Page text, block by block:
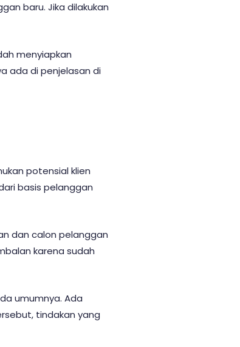
baru. Jika dilakukan
menyiapkan
ada di penjelasan di
potensial klien
basis pelanggan
dan calon pelanggan
karena sudah
umumnya. Ada
tindakan yang